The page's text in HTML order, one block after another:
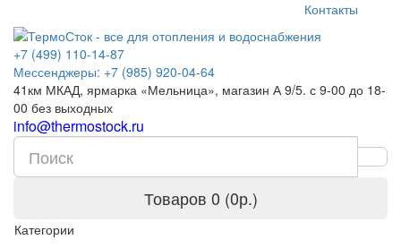
Контакты
+7 (499) 110-14-87
Мессенджеры: +7 (985) 920-04-64
41км МКАД, ярмарка «Мельница», магазин А 9/5. с 9-00 до 18-
00 без выходных
info@thermostock.ru
Товаров 0 (0р.)
Категории